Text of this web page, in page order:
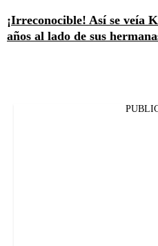
¡Irreconocible! Así se veía
años al lado de sus